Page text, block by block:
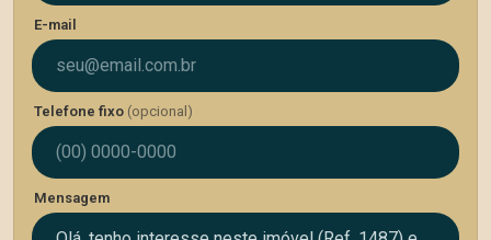
E-mail
Telefone fixo (opcional)
Mensagem